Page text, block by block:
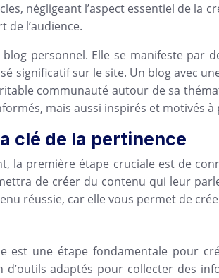
négligeant l’aspect essentiel de
de l’audience.
personnel. Elle se manifeste
significatif sur le site. Un blog avec
communauté autour de sa
mais aussi inspirés et motivés
clé de la pertinence
la première étape cruciale est de
de créer du contenu qui leur
réussie, car elle vous permet de
est une étape fondamentale pour
d’outils adaptés pour collecter des